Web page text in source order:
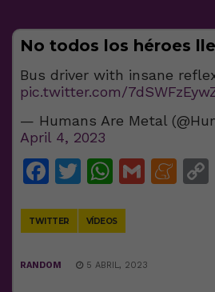
No todos los héroes
Bus driver with insane
pic.twitter.com/
— Humans Are Metal
April 4, 2023
Facebook
TwitterGmail
TWITTER VÍDEOS
RANDOM 5 ABRIL, 2023